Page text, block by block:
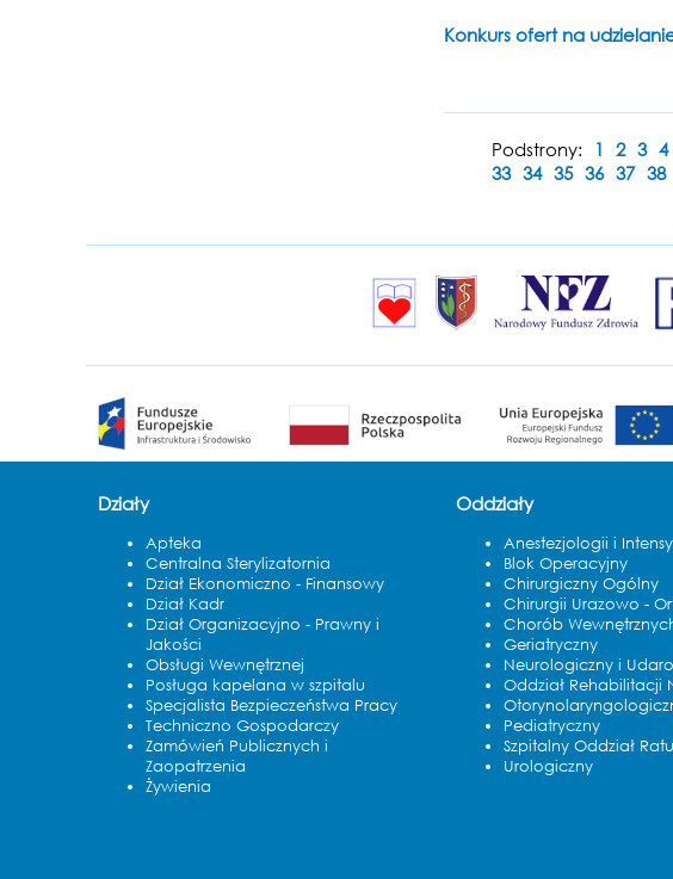
Konkurs ofert na
Podstrony: 1 2 3 4
33 34 35 36 37 38
Działy
Apteka
Centralna Sterylizatornia
Dział Ekonomiczno - Finansowy
Dział Kadr
Dział Organizacyjno - Prawny i
Jakości
Obsługi Wewnętrznej
Posługa kapelana w szpitalu
Specjalista Bezpieczeństwa Pracy
Techniczno Gospodarczy
Zamówień Publicznych i
Zaopatrzenia
Żywienia
Oddziały
Anestezjologii i
Blok Operacyjny
Chirurgiczny Ogólny
Chirurgii Urazowo -
Chorób
Geriatryczny
Neurologiczny i
Oddział Rehabilitacji
Pediatryczny
Szpitalny Oddział
Urologiczny